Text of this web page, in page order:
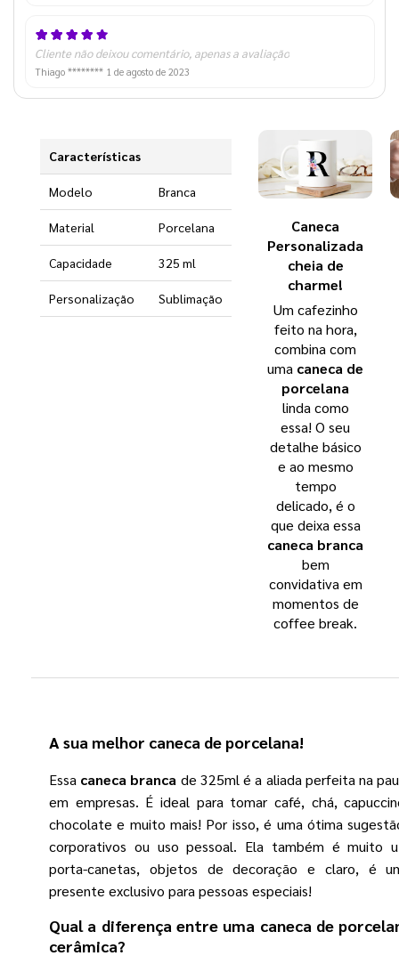
Cliente não deixou comentário, apenas a avaliação
Thiago ******** 1 de agosto de 2023
Características
Modelo Branca
Material Porcelana
Capacidade 325 ml
Personalização Sublimação
Caneca
Personalizada
cheia de
charme!
Um cafezinho
feito na hora,
combina com
uma caneca de
porcelana
linda como
essa! O seu
detalhe básico
e ao mesmo
tempo
delicado, é o
que deixa essa
caneca branca
bem
convidativa em
momentos de
coffee break.
A sua melhor caneca de porcelana!
Essa caneca branca de 325ml é a aliada perfeita na
em empresas. É ideal para tomar café, chá,
chocolate e muito mais! Por isso, é uma ótima
corporativos ou uso pessoal. Ela também é muito
porta-canetas, objetos de decoração e claro, é
presente exclusivo para pessoas especiais!
Qual a diferença entre uma caneca de
cerâmica?